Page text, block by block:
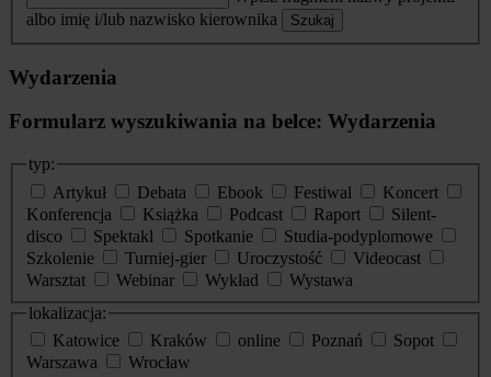
albo imię i/lub nazwisko kierownika
Szukaj
Wydarzenia
Formularz wyszukiwania na belce: Wydarzenia
typ:
Artykuł
Debata Ebook Festiwal
Koncert
Konferencja
Książka Podcast Raport
Silent-
disco
Spektakl Spotkanie
Studia-podyplomowe
Szkolenie
Turniej-gier Uroczystość
Videocast
Warsztat
Webinar Wykład
Wystawa
lokalizacja:
Katowice
Kraków online Poznań
Sopot
Warszawa
Wrocław